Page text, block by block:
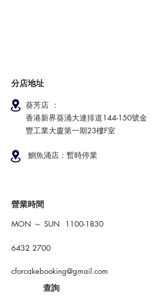
分店地址
葵芳店 ：
香港新界葵涌大連排道144-150號金
豐工業大廈第一期23樓F室
鰂魚涌店：暫時停業
​營業時間
MON ～ SUN 1100-1830
6432 2700
cforcakebooking@gmail.com
查詢